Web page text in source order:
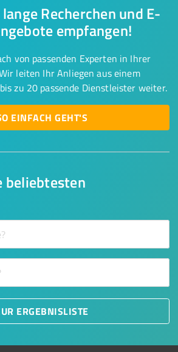
beliebtesten
ERGEBNISLISTE
Recherchen und E-
empfangen!
von passenden Experten in Ihrer
leiten Ihr Anliegen aus einem
zu 20 passende Dienstleister weiter.
EINFACH GEHT'S